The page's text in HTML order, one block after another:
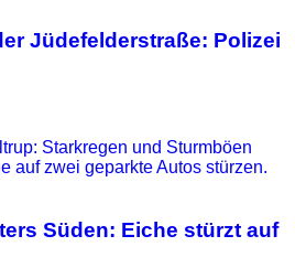
Jüdefelderstraße: Polizei
Süden: Eiche stürzt auf